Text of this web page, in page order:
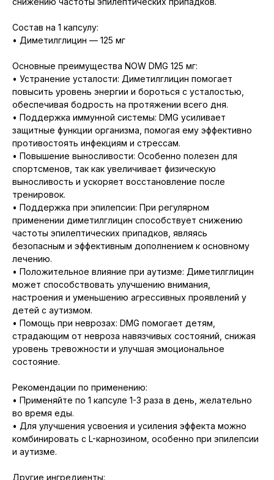
Состав на 1 капсулу:
• Диметилглицин — 125 мг
Основные преимущества NOW DMG 125 мг:
• Устранение усталости: Диметилглицин помогает
повысить уровень энергии и бороться с усталостью,
обеспечивая бодрость на протяжении всего дня.
• Поддержка иммунной системы: DMG усиливает
защитные функции организма, помогая ему эффективно
противостоять инфекциям и стрессам.
• Повышение выносливости: Особенно полезен для
спортсменов, так как увеличивает физическую
выносливость и ускоряет восстановление после
тренировок.
• Поддержка при эпилепсии: При регулярном
применении диметилглицин способствует снижению
частоты эпилептических припадков, являясь
безопасным и эффективным дополнением к основному
лечению.
• Положительное влияние при аутизме: Диметилглицин
может способствовать улучшению внимания,
настроения и уменьшению агрессивных проявлений у
детей с аутизмом.
• Помощь при неврозах: DMG помогает детям,
страдающим от невроза навязчивых состояний, снижая
уровень тревожности и улучшая эмоциональное
состояние.
Рекомендации по применению:
• Применяйте по 1 капсуле 1-3 раза в день, желательно
во время еды.
• Для улучшения усвоения и усиления эффекта можно
комбинировать с L-карнозином, особенно при эпилепсии
и аутизме.
Другие ингредиенты: